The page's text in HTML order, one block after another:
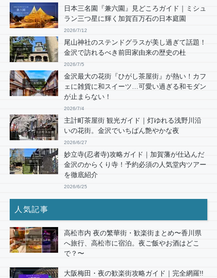
日本三名園『兼六園』見どころガイド｜ミシュ
ラン三つ星に輝く加賀百万石の日本庭園
2026/7/12
尾山神社のステンドグラスが美し過ぎて話題！
金沢で訪れるべき前田家由来の歴史の杜
2026/7/5
金沢最大の花街『ひがし茶屋街』が熱い！カフ
ェに雑貨に和スイーツ…可愛い過ぎる和モダン
が止まらない！
2026/7/4
主計町茶屋街 観光ガイド｜灯ゆれる浅野川沿
いの花街。金沢でいちばん艶やかな夜
2026/6/27
妙立寺(忍者寺)攻略ガイド｜加賀藩が仕込んだ
金沢のからくり寺！予約必須の人気堂内ツアー
を徹底紹介
2026/6/25
人気記事
高松市内 夜の繁華街・歓楽街まとめ〜香川県
へ旅行、高松市に宿泊。夜ご飯やお酒はどこ
で？〜
大阪梅田・夜の歓楽街攻略ガイド｜完全網羅!!